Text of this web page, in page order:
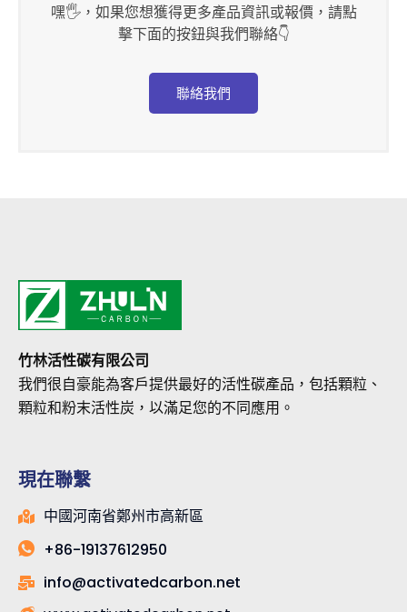
嘿🖐，如果您想獲得更多產品資訊或報價，請點
擊下面的按鈕與我們聯絡👇
聯絡我們
竹林活性碳有限公司
我們很自豪能為客戶提供最好的活性碳產品，包括顆粒、
顆粒和粉末活性炭，以滿足您的不同應用。
現在聯繫
中國河南省鄭州市高新區
+86-19137612950
info@activatedcarbon.net